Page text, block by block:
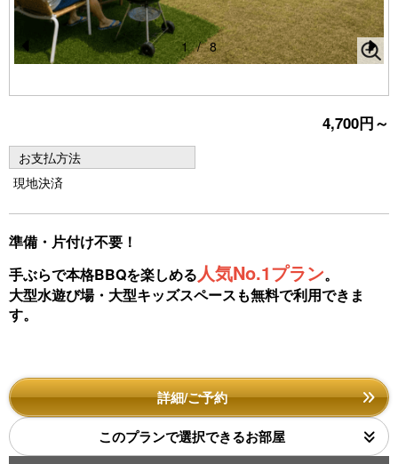
Pr
e
o
u
N
e
xt
1 / 8
4,700円～
お支払方法
現地決済
準備・片付け不要！
手ぶらで本格BBQを楽しめる人気No.1プラン。
大型水遊び場・大型キッズスペースも無料で利用できま
す。
詳細/ご予約
このプランで選択できるお部屋